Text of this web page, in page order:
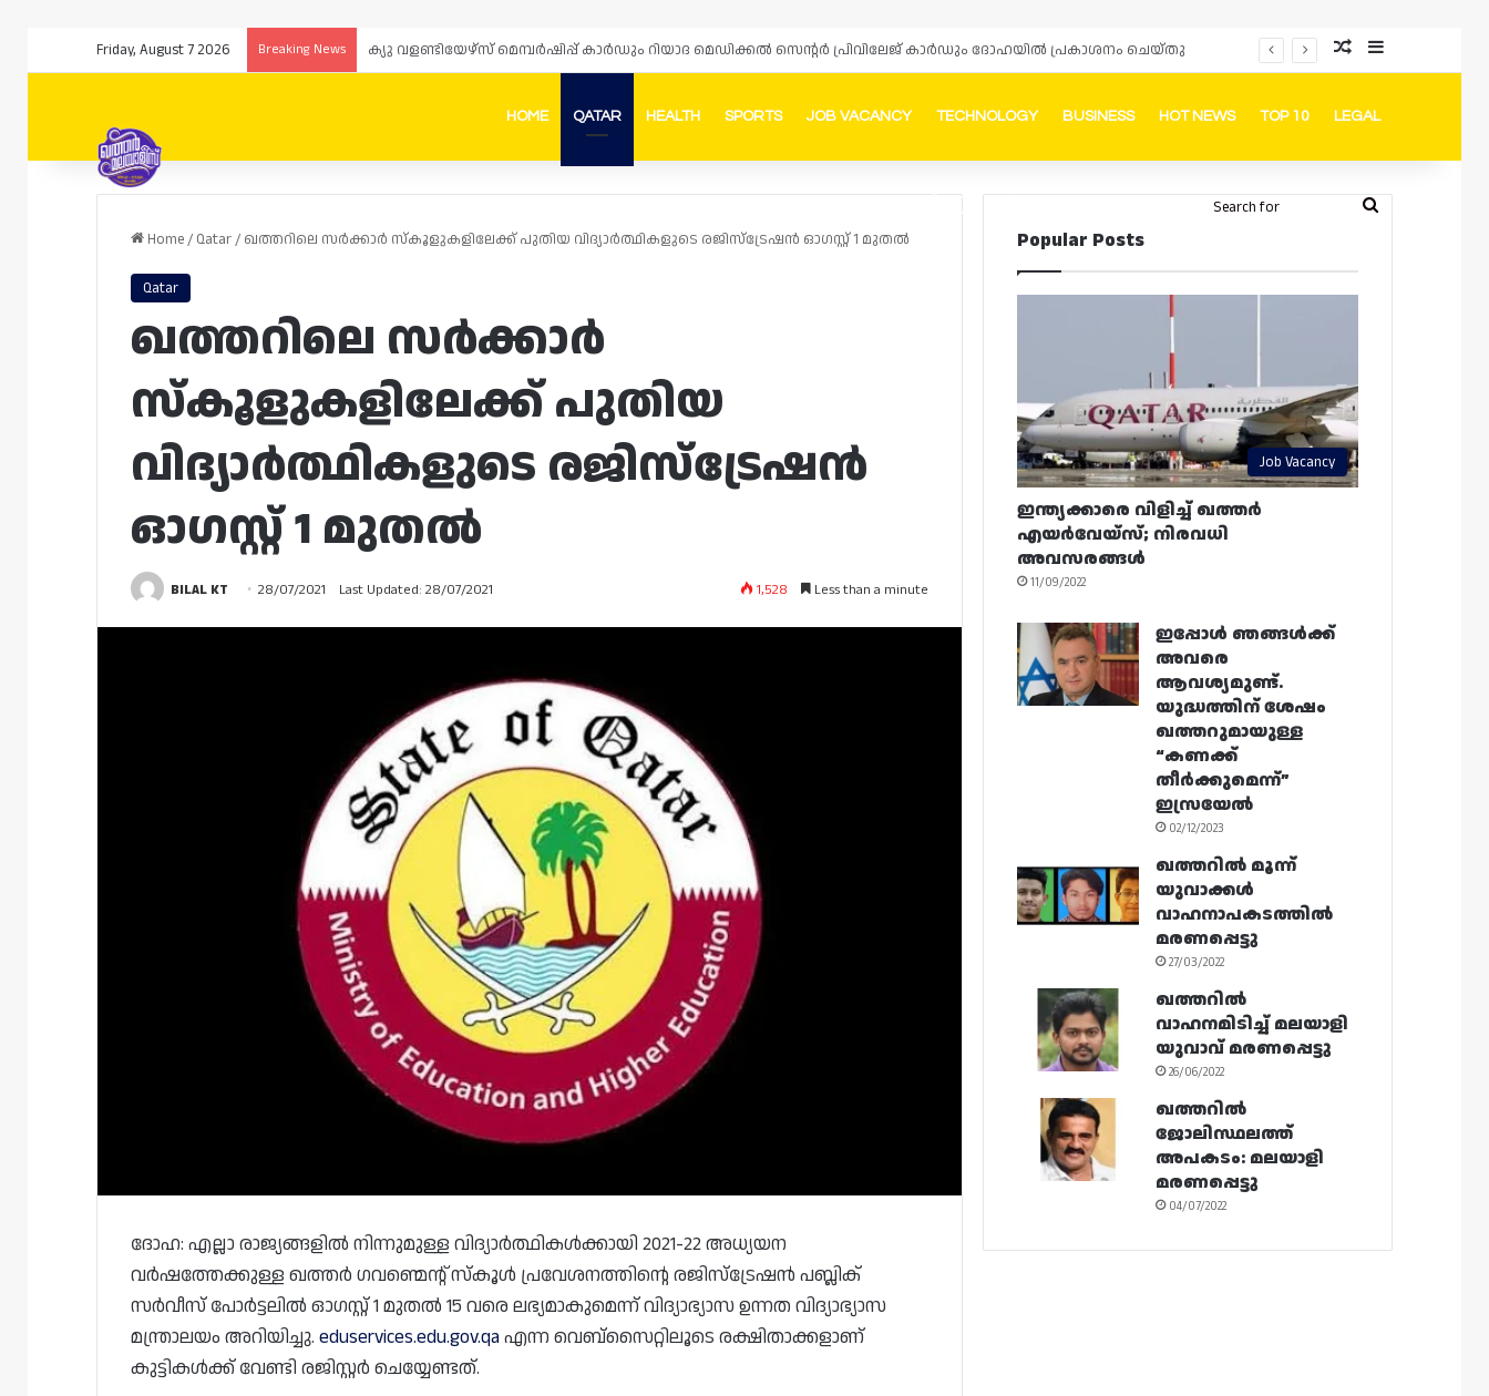
Friday, August 7 2026 Breaking News Random Article
Sidebar
HOME QATAR HEALTH SPORTS JOB VACANCY TECHNOLOGY BUSINESS HOT NEWS TOP 10 LEGAL
FacebookInstagram
Telegram
Whatsapp Random Article
Switch skin
Search
Home/ Qatar/ ഖത്തറിലെ സർക്കാർ സ്‌കൂളുകളിലേക്ക് പുതിയ വിദ്യാർത്ഥികളുടെ രജിസ്‌ട്രേഷൻ ഓഗസ്റ്റ് 1 മുതൽ
Qatar
ഖത്തറിലെ സർക്കാർ
സ്‌കൂളുകളിലേക്ക് പുതിയ
വിദ്യാർത്ഥികളുടെ രജിസ്‌ട്രേഷൻ
ഓഗസ്റ്റ് 1 മുതൽ
BILAL KT 28/07/2021 Last Updated: 28/07/2021 1,528 Less than a minute
ദോഹ: എല്ലാ രാജ്യങ്ങളിൽ നിന്നുമുള്ള വിദ്യാർത്ഥികൾക്കായി 2021-22 അധ്യയന
വർഷത്തേക്കുള്ള ഖത്തർ ഗവണ്മെന്റ് സ്‌കൂൾ പ്രവേശനത്തിന്റെ രജിസ്‌ട്രേഷൻ പബ്ലിക്
സർവീസ് പോർട്ടലിൽ ഓഗസ്റ്റ് 1 മുതൽ 15 വരെ ലഭ്യമാകുമെന്ന് വിദ്യാഭ്യാസ ഉന്നത വിദ്യാഭ്യാസ
മന്ത്രാലയം അറിയിച്ചു. eduservices.edu.gov.qaഎന്ന വെബ്‌സൈറ്റിലൂടെ രക്ഷിതാക്കളാണ്
കുട്ടികൾക്ക് വേണ്ടി രജിസ്റ്റർ ചെയ്യേണ്ടത്.
Popular Posts
Job Vacancy
ഇന്ത്യക്കാരെ വിളിച്ച് ഖത്തർ
എയർവേയ്‌സ്; നിരവധി
അവസരങ്ങൾ
11/09/2022
ഇപ്പോൾ ഞങ്ങൾക്ക്
അവരെ
ആവശ്യമുണ്ട്.
യുദ്ധത്തിന് ശേഷം
ഖത്തറുമായുള്ള
“കണക്ക്
തീർക്കുമെന്ന്”
ഇസ്രയേൽ
02/12/2023
ഖത്തറിൽ മൂന്ന്
യുവാക്കൾ
വാഹനാപകടത്തിൽ
മരണപ്പെട്ടു
27/03/2022
ഖത്തറിൽ
വാഹനമിടിച്ച് മലയാളി
യുവാവ് മരണപ്പെട്ടു
26/06/2022
ഖത്തറിൽ
ജോലിസ്ഥലത്ത്
അപകടം: മലയാളി
മരണപ്പെട്ടു
04/07/2022